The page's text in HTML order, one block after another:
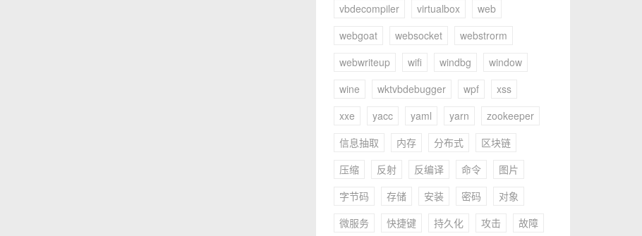
vbdecompiler
virtualbox
web
webgoat
websocket
webstrorm
webwriteup
wifi windbg
window
wine
wktvbdebugger wpf
xss
xxe
yacc yaml yarn
zookeeper
信息抽取
内存 分布式
区块链
压缩
反射 反编译 命令
图片
字节码
存储 安装 密码
对象
微服务
快捷键 持久化 攻击
故障